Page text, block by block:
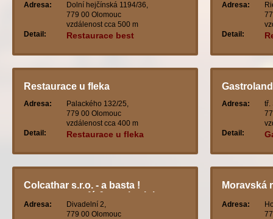
Adresa:
Dolní hejčínská 1194/36,
779 00 Olomouc
vzdálenost cca 500 m
Detail:
Restaurace best
Adresa:
Detail:
Restaurace u fleka
Adresa:
Palackého 132/25,
779 00 Olomouc
vzdálenost cca 400 m
Detail:
Restaurace u fleka
Adresa:
tř.
Detail:
Colcathar s.r.o. - a basta !
restaurant, café & music club
Adresa:
Divadelní 2,
779 00 Olomouc
Moravská
Adresa: